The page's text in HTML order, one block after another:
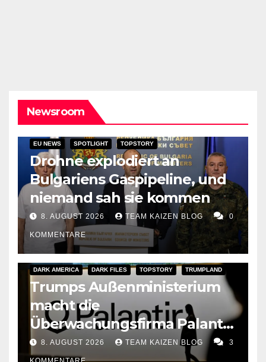
Newsroom
EU NEWS SPOTLIGHT TOPSTORY
Drohne explodiert an
Bulgariens Gaspipeline, und
niemand sah sie kommen
8. AUGUST 2026 TEAM KAIZEN BLOG 0
KOMMENTARE
DARK AMERICA DARK FILES TOPSTORY TRUMPLAND
Trumps Außenministerium
macht die
Überwachungsfirma Palantir
zum Berater für
8. AUGUST 2026 TEAM KAIZEN BLOG 3